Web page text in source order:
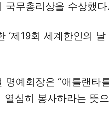
국무총리상을 수상했다.
제19회 세계한인의 날
예회장은 “애틀랜타
심히 봉사하라는 뜻